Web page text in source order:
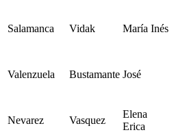
Salamanca Vidak María Inés
Valenzuela Bustamante José
Nevarez Vasquez
Elena
Erica